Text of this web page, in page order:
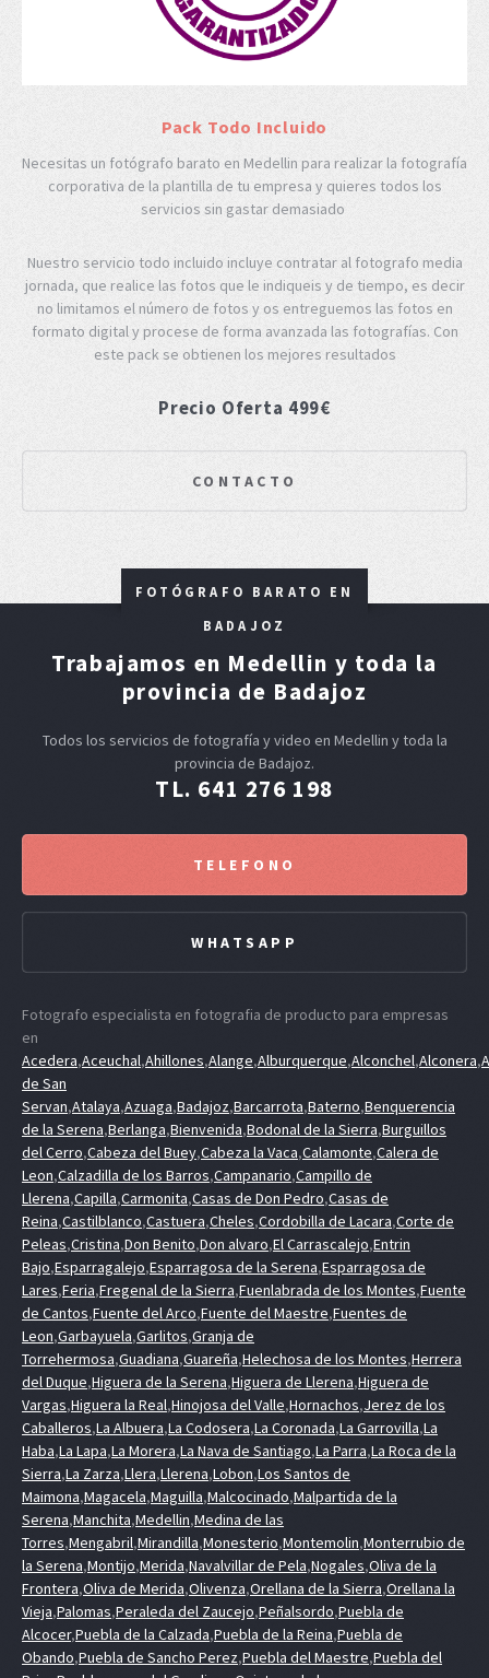
Pack Todo Incluido
Necesitas un fotógrafo barato en Medellin para realizar la fotografía
corporativa de la plantilla de tu empresa y quieres todos los
servicios sin gastar demasiado
Nuestro servicio todo incluido incluye contratar al fotografo media
jornada, que realice las fotos que le indiqueis y de tiempo, es decir
no limitamos el número de fotos y os entreguemos las fotos en
formato digital y procese de forma avanzada las fotografías. Con
este pack se obtienen los mejores resultados
Precio Oferta 499€
CONTACTO
FOTÓGRAFO BARATO EN
BADAJOZ
Trabajamos en Medellin y toda la
provincia de Badajoz
Todos los servicios de fotografía y video en Medellin y toda la
provincia de Badajoz.
TL. 641 276 198
TELEFONO
WHATSAPP
Fotografo especialista en fotografia de producto para empresas
en
Acedera,Aceuchal,Ahillones,Alange,Alburquerque,Alconchel,Alconera,
de San
Servan,Atalaya,Azuaga,Badajoz,Barcarrota,Baterno,Benquerencia
de la Serena,Berlanga,Bienvenida,Bodonal de la Sierra,Burguillos
del Cerro,Cabeza del Buey,Cabeza la Vaca,Calamonte,Calera de
Leon,Calzadilla de los Barros,Campanario,Campillo de
Llerena,Capilla,Carmonita,Casas de Don Pedro,Casas de
Reina,Castilblanco,Castuera,Cheles,Cordobilla de Lacara,Corte de
Peleas,Cristina,Don Benito,Don alvaro,El Carrascalejo,Entrin
Bajo,Esparragalejo,Esparragosa de la Serena,Esparragosa de
Lares,Feria,Fregenal de la Sierra,Fuenlabrada de los Montes,Fuente
de Cantos,Fuente del Arco,Fuente del Maestre,Fuentes de
Leon,Garbayuela,Garlitos,Granja de
Torrehermosa,Guadiana,Guareña,Helechosa de los Montes,Herrera
del Duque,Higuera de la Serena,Higuera de Llerena,Higuera de
Vargas,Higuera la Real,Hinojosa del Valle,Hornachos,Jerez de los
Caballeros,La Albuera,La Codosera,La Coronada,La Garrovilla,La
Haba,La Lapa,La Morera,La Nava de Santiago,La Parra,La Roca de la
Sierra,La Zarza,Llera,Llerena,Lobon,Los Santos de
Maimona,Magacela,Maguilla,Malcocinado,Malpartida de la
Serena,Manchita,Medellin,Medina de las
Torres,Mengabril,Mirandilla,Monesterio,Montemolin,Monterrubio de
la Serena,Montijo,Merida,Navalvillar de Pela,Nogales,Oliva de la
Frontera,Oliva de Merida,Olivenza,Orellana de la Sierra,Orellana la
Vieja,Palomas,Peraleda del Zaucejo,Peñalsordo,Puebla de
Alcocer,Puebla de la Calzada,Puebla de la Reina,Puebla de
Obando,Puebla de Sancho Perez,Puebla del Maestre,Puebla del